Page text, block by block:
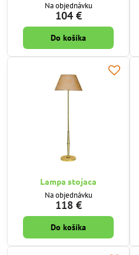
Na objednávku
104 €
Do košíka
Lampa stojaca
Na objednávku
118 €
Do košíka